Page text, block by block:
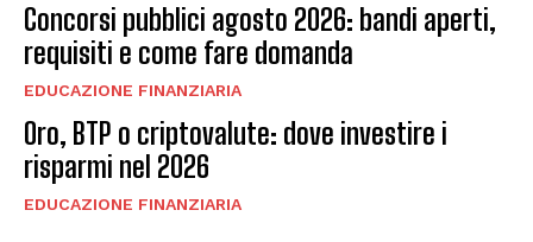
Concorsi pubblici agosto 2026: bandi aperti,
requisiti e come fare domanda
EDUCAZIONE FINANZIARIA
Oro, BTP o criptovalute: dove investire i
risparmi nel 2026
EDUCAZIONE FINANZIARIA